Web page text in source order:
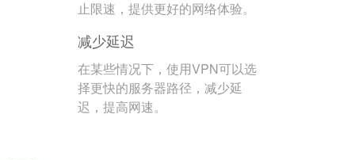
止限速，提供更好的网络体验。
减少延迟
在某些情况下，使用VPN可以选
择更快的服务器路径，减少延
迟，提高网速。